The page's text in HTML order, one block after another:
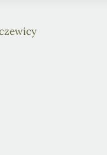
(WEGAŃSKIE)